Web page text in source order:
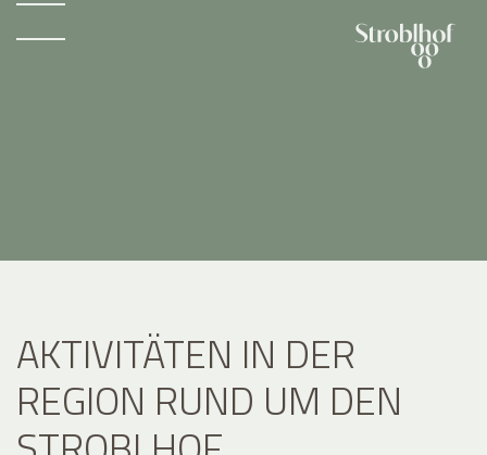
AKTIVITÄTEN IN DER
REGION RUND UM DEN